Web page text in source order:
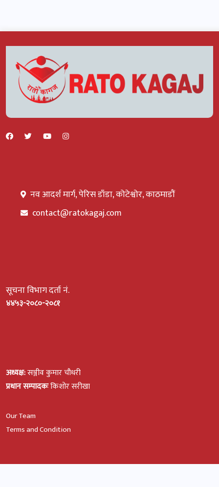
नव आदर्श मार्ग, पेरिस डाँडा, कोटेश्वोर, काठमाडौं
contact@ratokagaj.com
सूचना विभाग दर्ता नं.
४४५३-२०८०-२०८१
अध्यक्ष:सञ्जीव कुमार चौधरी
प्रधान सम्पादकःकिशोर सरीखा
Our Team
Terms and Condition